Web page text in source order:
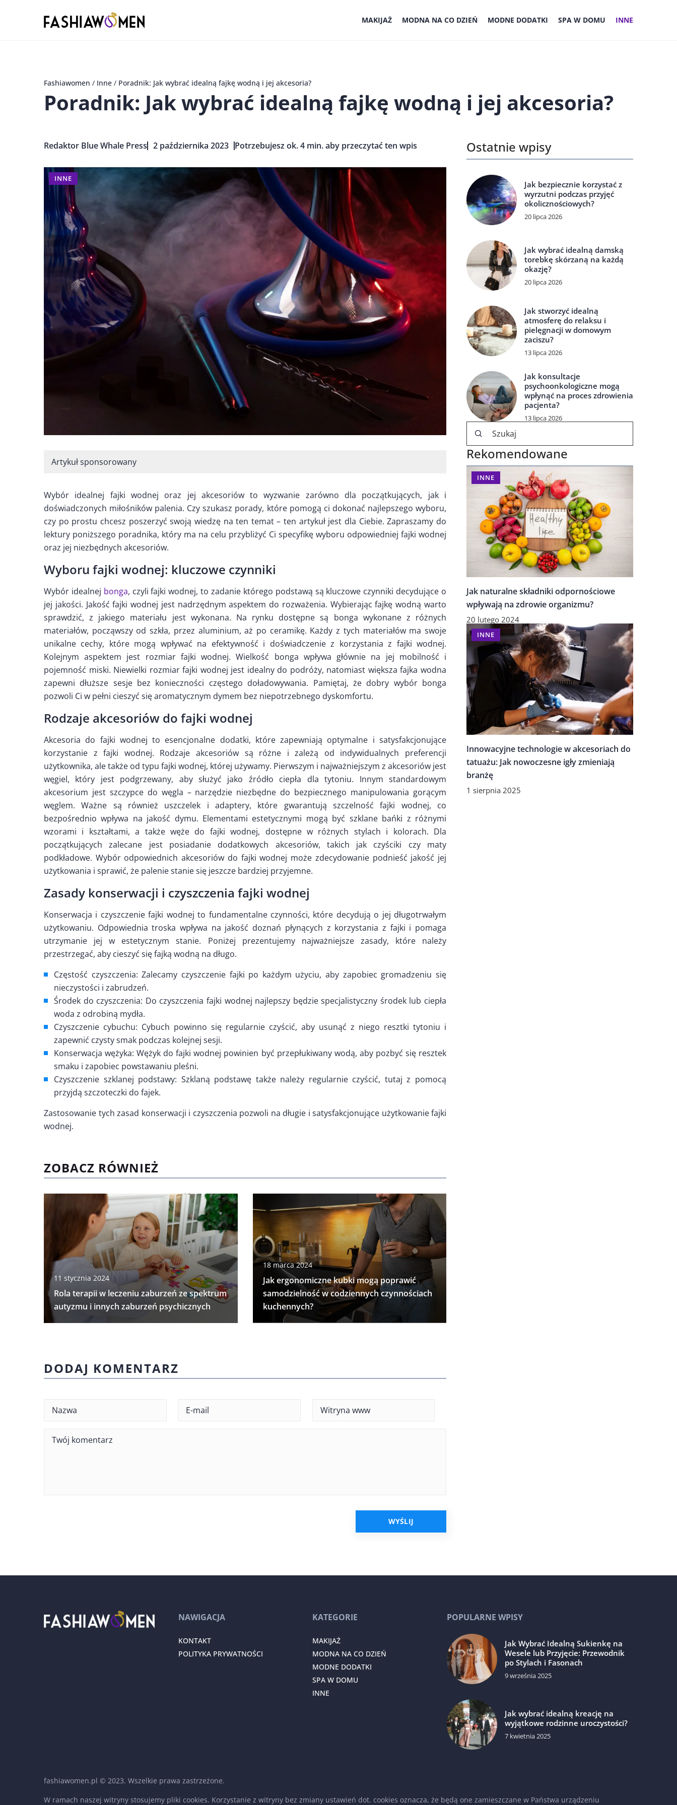
MAKIJAŻ MODNA NA CO DZIEŃ MODNE DODATKI SPA W DOMU INNE
Fashiawomen / Inne / Poradnik: Jak wybrać idealną fajkę wodną i jej akcesoria?
Poradnik: Jak wybrać idealną fajkę wodną i jej akcesoria?
Redaktor Blue Whale Press 2 października 2023 Potrzebujesz ok. 4 min. aby przeczytać ten wpis
INNE
Artykuł sponsorowany
Wybór idealnej fajki wodnej oraz jej akcesoriów to wyzwanie zarówno dla początkujących, jak i
doświadczonych miłośników palenia. Czy szukasz porady, które pomogą ci dokonać najlepszego wyboru,
czy po prostu chcesz poszerzyć swoją wiedzę na ten temat – ten artykuł jest dla Ciebie. Zapraszamy do
lektury poniższego poradnika, który ma na celu przybliżyć Ci specyfikę wyboru odpowiedniej fajki wodnej
oraz jej niezbędnych akcesoriów.
Wyboru fajki wodnej: kluczowe czynniki
Wybór idealnej bonga, czyli fajki wodnej, to zadanie którego podstawą są kluczowe czynniki decydujące o
jej jakości. Jakość fajki wodnej jest nadrzędnym aspektem do rozważenia. Wybierając fajkę wodną warto
sprawdzić, z jakiego materiału jest wykonana. Na rynku dostępne są bonga wykonane z różnych
materiałów, począwszy od szkła, przez aluminium, aż po ceramikę. Każdy z tych materiałów ma swoje
unikalne cechy, które mogą wpływać na efektywność i doświadczenie z korzystania z fajki wodnej.
Kolejnym aspektem jest rozmiar fajki wodnej. Wielkość bonga wpływa głównie na jej mobilność i
pojemność miski. Niewielki rozmiar fajki wodnej jest idealny do podróży, natomiast większa fajka wodna
zapewni dłuższe sesje bez konieczności częstego doładowywania. Pamiętaj, że dobry wybór bonga
pozwoli Ci w pełni cieszyć się aromatycznym dymem bez niepotrzebnego dyskomfortu.
Rodzaje akcesoriów do fajki wodnej
Akcesoria do fajki wodnej to esencjonalne dodatki, które zapewniają optymalne i satysfakcjonujące
korzystanie z fajki wodnej. Rodzaje akcesoriów są różne i zależą od indywidualnych preferencji
użytkownika, ale także od typu fajki wodnej, której używamy. Pierwszym i najważniejszym z akcesoriów jest
węgiel, który jest podgrzewany, aby służyć jako źródło ciepła dla tytoniu. Innym standardowym
akcesorium jest szczypce do węgla – narzędzie niezbędne do bezpiecznego manipulowania gorącym
węglem. Ważne są również uszczelek i adaptery, które gwarantują szczelność fajki wodnej, co
bezpośrednio wpływa na jakość dymu. Elementami estetycznymi mogą być szklane bańki z różnymi
wzorami i kształtami, a także węże do fajki wodnej, dostępne w różnych stylach i kolorach. Dla
początkujących zalecane jest posiadanie dodatkowych akcesoriów, takich jak czyściki czy maty
podkładowe. Wybór odpowiednich akcesoriów do fajki wodnej może zdecydowanie podnieść jakość jej
użytkowania i sprawić, że palenie stanie się jeszcze bardziej przyjemne.
Zasady konserwacji i czyszczenia fajki wodnej
Konserwacja i czyszczenie fajki wodnej to fundamentalne czynności, które decydują o jej długotrwałym
użytkowaniu. Odpowiednia troska wpływa na jakość doznań płynących z korzystania z fajki i pomaga
utrzymanie jej w estetycznym stanie. Poniżej prezentujemy najważniejsze zasady, które należy
przestrzegać, aby cieszyć się fajką wodną na długo.
Częstość czyszczenia: Zalecamy czyszczenie fajki po każdym użyciu, aby zapobiec gromadzeniu się
nieczystości i zabrudzeń.
Środek do czyszczenia: Do czyszczenia fajki wodnej najlepszy będzie specjalistyczny środek lub ciepła
woda z odrobiną mydła.
Czyszczenie cybuchu: Cybuch powinno się regularnie czyścić, aby usunąć z niego resztki tytoniu i
zapewnić czysty smak podczas kolejnej sesji.
Konserwacja wężyka: Wężyk do fajki wodnej powinien być przepłukiwany wodą, aby pozbyć się resztek
smaku i zapobiec powstawaniu pleśni.
Czyszczenie szklanej podstawy: Szklaną podstawę także należy regularnie czyścić, tutaj z pomocą
przyjdą szczoteczki do fajek.
Zastosowanie tych zasad konserwacji i czyszczenia pozwoli na długie i satysfakcjonujące użytkowanie fajki
wodnej.
ZOBACZ RÓWNIEŻ
11 stycznia 2024
Rola terapii w leczeniu zaburzeń ze spektrum
autyzmu i innych zaburzeń psychicznych
18 marca 2024
Jak ergonomiczne kubki mogą poprawić
samodzielność w codziennych czynnościach
kuchennych?
Ostatnie wpisy
Jak bezpiecznie korzystać z
wyrzutni podczas przyjęć
okolicznościowych?
20 lipca 2026
Jak wybrać idealną damską
torebkę skórzaną na każdą
okazję?
20 lipca 2026
Jak stworzyć idealną
atmosferę do relaksu i
pielęgnacji w domowym
zaciszu?
13 lipca 2026
Jak konsultacje
psychoonkologiczne mogą
wpłynąć na proces zdrowienia
pacjenta?
13 lipca 2026
Rekomendowane
INNE
Jak naturalne składniki odpornościowe
wpływają na zdrowie organizmu?
20 lutego 2024
INNE
Innowacyjne technologie w akcesoriach do
tatuażu: Jak nowoczesne igły zmieniają
branżę
1 sierpnia 2025
DODAJ KOMENTARZ
NAWIGACJA
KONTAKT
POLITYKA PRYWATNOŚCI
KATEGORIE
MAKIJAŻ
MODNA NA CO DZIEŃ
MODNE DODATKI
SPA W DOMU
INNE
POPULARNE WPISY
Jak Wybrać Idealną Sukienkę na
Wesele lub Przyjęcie: Przewodnik
po Stylach i Fasonach
9 września 2025
Jak wybrać idealną kreację na
wyjątkowe rodzinne uroczystości?
7 kwietnia 2025
fashiawomen.pl © 2023. Wszelkie prawa zastrzeżone.
W ramach naszej witryny stosujemy pliki cookies. Korzystanie z witryny bez zmiany ustawień dot. cookies oznacza, że będą one zamieszczane w Państwa urządzeniu